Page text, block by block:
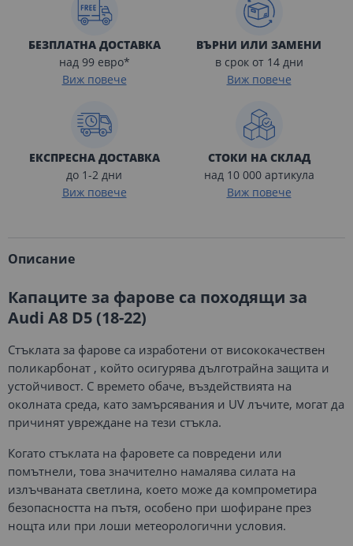
БЕЗПЛАТНА ДОСТАВКА
над 99 евро*
Виж повече
ВЪРНИ ИЛИ ЗАМЕНИ
в срок от 14 дни
Виж повече
ЕКСПРЕСНА ДОСТАВКА
до 1-2 дни
Виж повече
СТОКИ НА СКЛАД
над 10 000 артикула
Виж повече
Описание
Капаците за фарове са походящи за
Audi A8 D5 (18-22)
Стъклата за фарове са изработени от висококачествен
поликарбонат , който осигурява дълготрайна защита и
устойчивост. С времето обаче, въздействията на
околната среда, като замърсявания и UV лъчите, могат да
причинят увреждане на тези стъкла.
Когато стъклата на фаровете са повредени или
помътнели, това значително намалява силата на
излъчваната светлина, което може да компрометира
безопасността на пътя, особено при шофиране през
нощта или при лоши метеорологични условия.